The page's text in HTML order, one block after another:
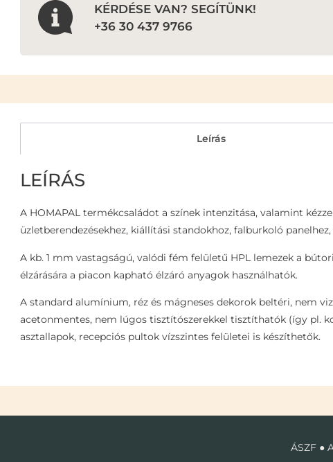
KÉRDÉSE VAN? SEGÍTÜNK!
+36 30 437 9766
Leírás
LEÍRÁS
A HOMAPAL termékcsaládot a színek intenzitása, valamint
üzletberendezésekhez, kiállítási standokhoz, falburkoló
A kb. 1 mm vastagságú, valódi fém felületű HPL lemezek a
élzárására a piacon kapható élzáró anyagok használhatók.
A standard alumínium, réz és mágneses dekorok beltéri, nem
acetonmentes, nem lúgos tisztítószerekkel tisztíthatók (így pl.
asztallapok, recepciós pultok vízszintes felületei is készíthetők.
ÁSZF●